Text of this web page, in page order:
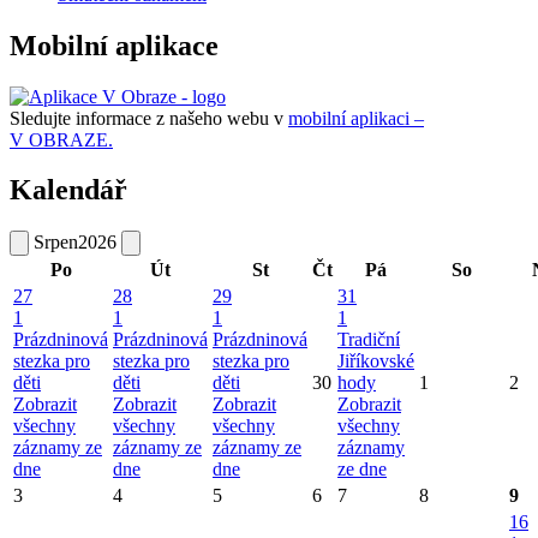
Mobilní aplikace
Sledujte informace z našeho webu v mobilní aplikaci –
V OBRAZE.
Kalendář
Srpen2026
Po
Út St Čt Pá So
27
1
Prázdninová
stezka pro
děti
Zobrazit
všechny
záznamy ze
dne
28
1
Prázdninová
stezka pro
děti
Zobrazit
všechny
záznamy ze
dne
29
1
Prázdninová
stezka pro
děti
Zobrazit
všechny
záznamy ze
dne
30
31
1
Tradiční
Jiříkovské
hody
Zobrazit
všechny
záznamy
ze dne
1 2
3 4 5 6 7 8 9
16